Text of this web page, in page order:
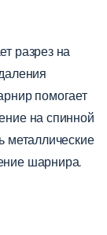
разрез на
помогает
на спинной
металлические
шарнира.